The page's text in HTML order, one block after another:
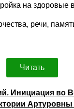
на здоровые
речи,
Читать
Инициация